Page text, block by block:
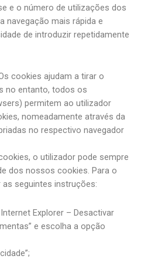
e o número de utilizações dos
navegação mais rápida e
de introduzir repetidamente
cookies ajudam a tirar o
no entanto, todos os
permitem ao utilizador
nomeadamente através da
no respectivo navegador
o utilizador pode sempre
dos nossos cookies. Para o
seguintes instruções:
Explorer – Desactivar
e escolha a opção